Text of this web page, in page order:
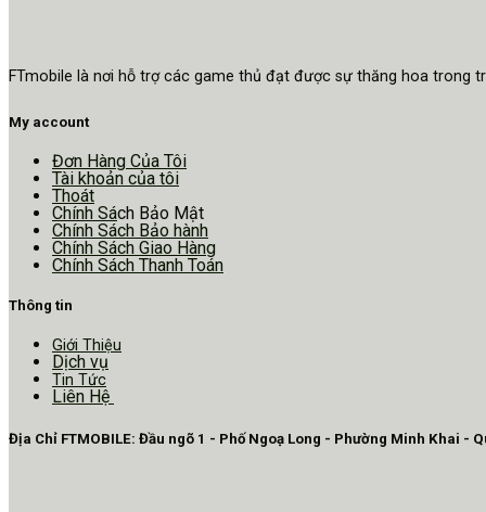
FTmobile là nơi hỗ trợ các game thủ đạt được sự thăng hoa trong
My account
Đơn Hàng Của Tôi
Tài khoản của tôi
Thoát
Chính Sách Bảo Mật
Chính Sách Bảo hành
Chính Sách Giao Hàng
Chính Sách Thanh Toán
Thông tin
Giới Thiệu
Dịch vụ
Tin Tức
Liên Hệ
Địa Chỉ FTMOBILE: Đầu ngõ 1 - Phố Ngoạ Long - Phường Minh Khai -